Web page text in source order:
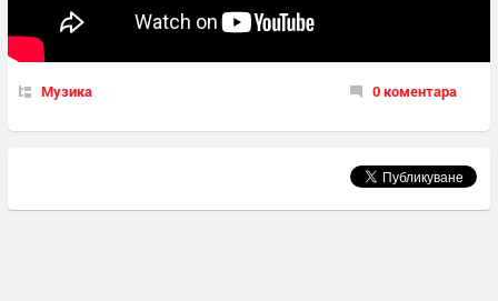
Музика 0 коментара